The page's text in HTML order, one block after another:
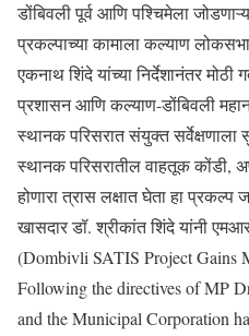
डोंबिवली पूर्व आणि पश्चिमेला
प्रकल्पाच्या कामाला कल्याण
एकनाथ शिंदे यांच्या निर्देशानंतर
प्रशासन आणि कल्याण-डोंबिवली
स्थानक परिसरात संयुक्त
स्थानक परिसरातील वाहतूक कोंडी,
होणारा त्रास लक्षात घेता हा प्रकल्प
खासदार डॉ. श्रीकांत शिंदे यांनी
(Dombivli SATIS Project Gains
Following the directives of MP
and the Municipal Corporation